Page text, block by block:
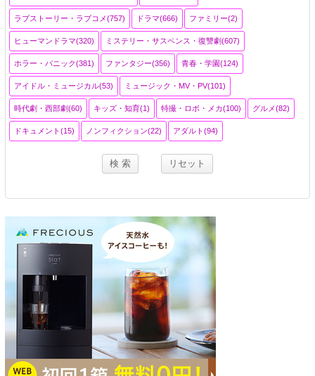
ラブストーリー・ラブコメ(757) ドラマ(666) ファミリー(2)
ヒューマンドラマ(320) ミステリー・サスペンス・復讐劇(607)
ホラー・パニック(381) ファンタジー(356) 青春・学園(124)
アイドル・ミュージカル(53) ミュージック・MV・PV(101)
時代劇・西部劇(60) キッズ・知育(1) 特撮・ロボ・メカ(100) グルメ(82)
ドキュメント(15) ノンフィクション(22) アダルト(94)